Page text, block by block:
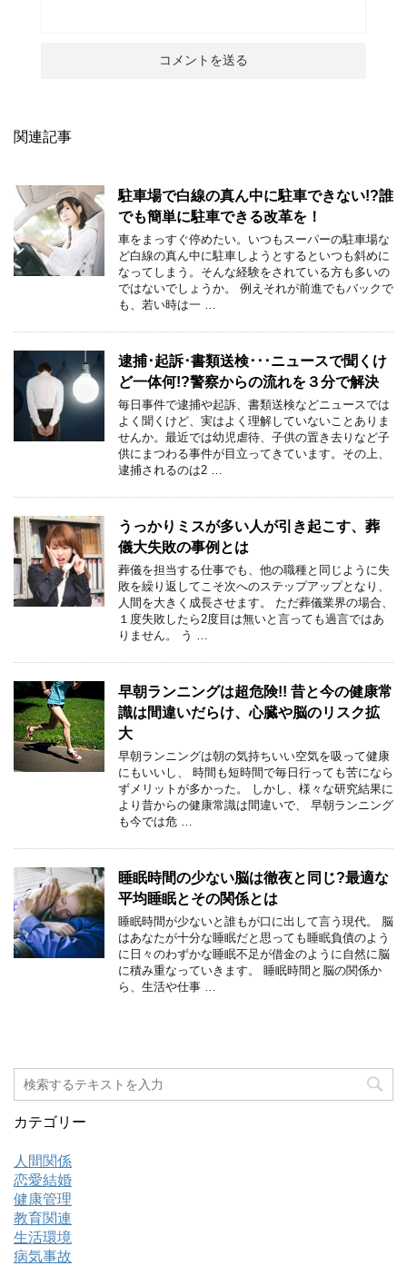
関連記事
駐車場で白線の真ん中に駐車できない!?誰
でも簡単に駐車できる改革を！
車をまっすぐ停めたい。いつもスーパーの駐車場な
ど白線の真ん中に駐車しようとするといつも斜めに
なってしまう。そんな経験をされている方も多いの
ではないでしょうか。 例えそれが前進でもバックで
も、若い時は一 …
逮捕･起訴･書類送検･･･ニュースで聞くけ
ど一体何!?警察からの流れを３分で解決
毎日事件で逮捕や起訴、書類送検などニュースでは
よく聞くけど、実はよく理解していないことありま
せんか。最近では幼児虐待、子供の置き去りなど子
供にまつわる事件が目立ってきています。その上、
逮捕されるのは2 …
うっかりミスが多い人が引き起こす、葬
儀大失敗の事例とは
葬儀を担当する仕事でも、他の職種と同じように失
敗を繰り返してこそ次へのステップアップとなり、
人間を大きく成長させます。 ただ葬儀業界の場合、
１度失敗したら2度目は無いと言っても過言ではあ
りません。 う …
早朝ランニングは超危険!! 昔と今の健康常
識は間違いだらけ、心臓や脳のリスク拡
大
早朝ランニングは朝の気持ちいい空気を吸って健康
にもいいし、 時間も短時間で毎日行っても苦になら
ずメリットが多かった。 しかし、様々な研究結果に
より昔からの健康常識は間違いで、 早朝ランニング
も今では危 …
睡眠時間の少ない脳は徹夜と同じ?最適な
平均睡眠とその関係とは
睡眠時間が少ないと誰もが口に出して言う現代。 脳
はあなたが十分な睡眠だと思っても睡眠負債のよう
に日々のわずかな睡眠不足が借金のように自然に脳
に積み重なっていきます。 睡眠時間と脳の関係か
ら、生活や仕事 …
カテゴリー
人間関係
恋愛結婚
健康管理
教育関連
生活環境
病気事故